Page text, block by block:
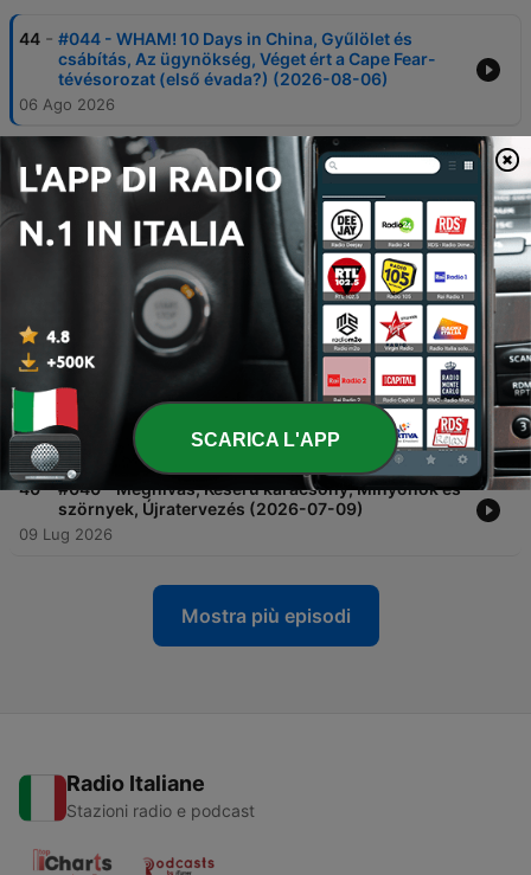
44 - #044 - WHAM! 10 Days in China, Gyűlölet és
csábítás, Az ügynökség, Véget ért a Cape Fear-
tévésorozat (első évada?) (2026-08-06)
06 Ago 2026
#043 - Pókember: Vadonatúj nap, Motor City,
Donnie Darko újrabemutató, Widow's Bay (2026-
07-30)
30 Lug 2026
#042 - Évfordulós kasszasikerek, amelyek
visszatérnek a moziba is: Terminátor 2, A bolygó
neve: Halál, Kobra, A Gyűrű Szövetsége (2026-07-
23 Lug 2026
41 - #041 - Odüsszeia, Gonosz Halott: Égj!, Szürke
zóna (2026-07-16)
16 Lug 2026
40 - #040 - Meghívás, Keserű karácsony, Minyonok és
szörnyek, Újratervezés (2026-07-09)
09 Lug 2026
Mostra più episodi
Radio Italiane
Stazioni radio e podcast
SCARICA L'APP